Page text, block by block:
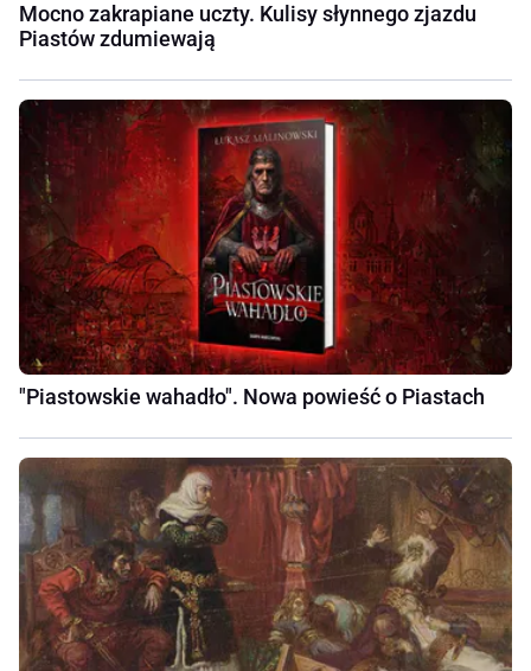
Mocno zakrapiane uczty. Kulisy słynnego zjazdu
Piastów zdumiewają
"Piastowskie wahadło". Nowa powieść o Piastach